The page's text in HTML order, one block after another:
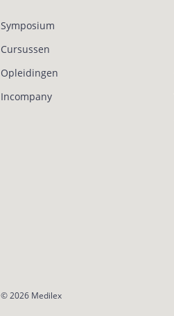
Symposium
Cursussen
Opleidingen
Incompany
© 2026 Medilex